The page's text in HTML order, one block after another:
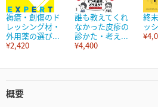
褥瘡・創傷のド
レッシング材・
外用薬の選び...
¥2,420
誰も教えてくれ
なかった皮疹の
診かた・考え...
¥4,400
終
ッ
概要